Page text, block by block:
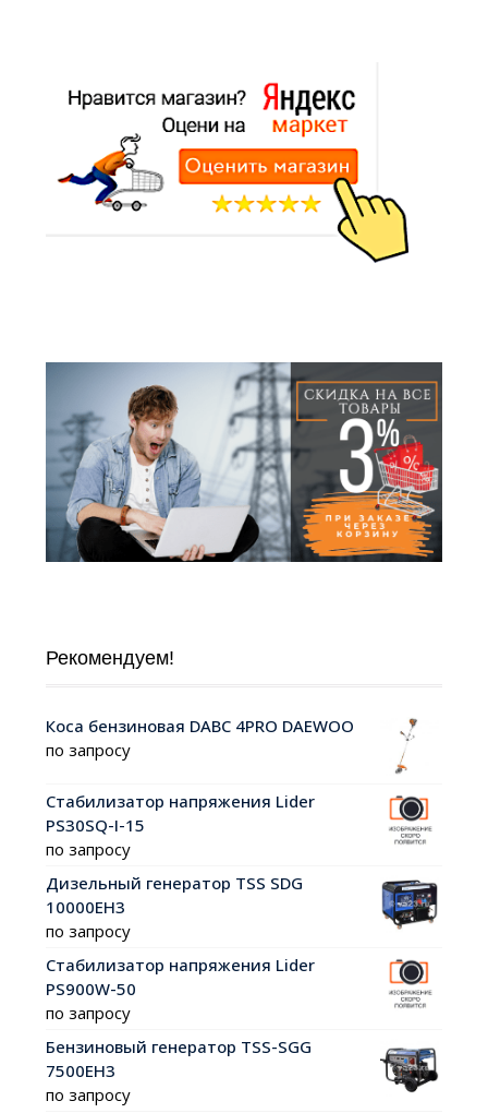
Рекомендуем!
Коса бензиновая DABC 4PRO DAEWOO
по запросу
Стабилизатор напряжения Lider
PS30SQ-I-15
по запросу
Дизельный генератор TSS SDG
10000EH3
по запросу
Стабилизатор напряжения Lider
PS900W-50
по запросу
Бензиновый генератор TSS-SGG
7500ЕН3
по запросу